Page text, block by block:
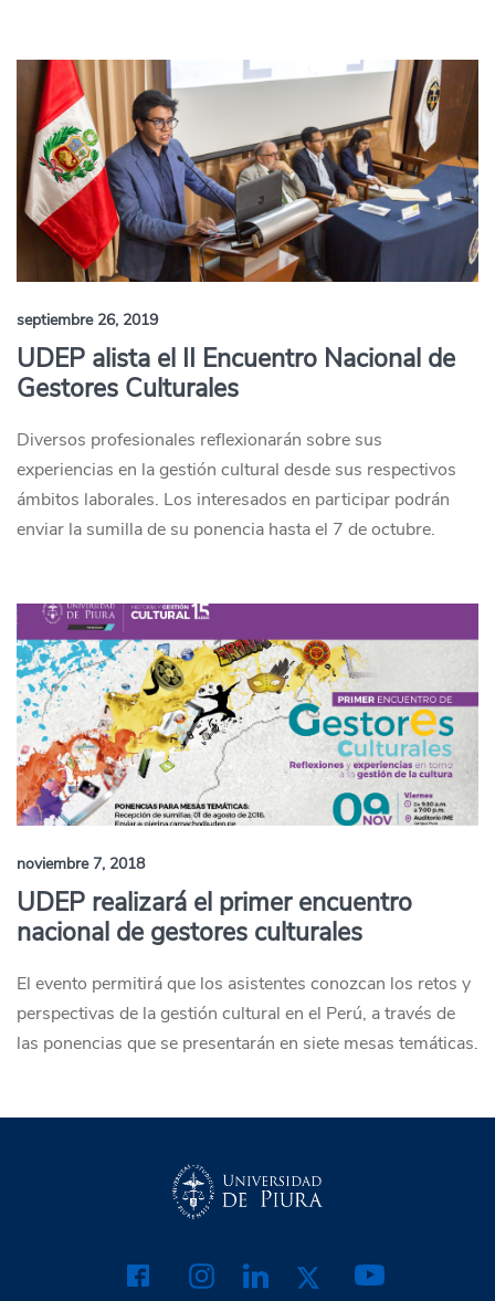
septiembre 26, 2019
UDEP alista el II Encuentro Nacional de
Gestores Culturales
Diversos profesionales reflexionarán sobre sus
experiencias en la gestión cultural desde sus respectivos
ámbitos laborales. Los interesados en participar podrán
enviar la sumilla de su ponencia hasta el 7 de octubre.
noviembre 7, 2018
UDEP realizará el primer encuentro
nacional de gestores culturales
El evento permitirá que los asistentes conozcan los retos y
perspectivas de la gestión cultural en el Perú, a través de
las ponencias que se presentarán en siete mesas temáticas.